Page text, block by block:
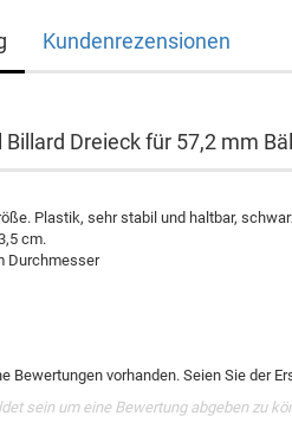
Kundenrezensionen
Billard Dreieck für 57,2 mm
Plastik, sehr stabil und haltbar,
cm.
Durchmesser
Bewertungen vorhanden. Seien Sie der
sein um eine Bewertung abgeben zu